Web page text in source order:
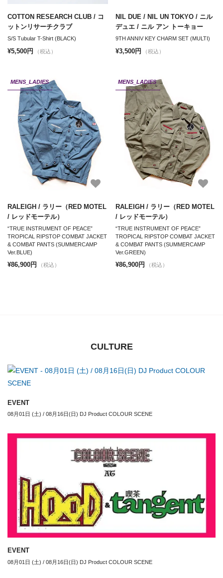
COTTON RESEARCH CLUB / コ
ットンリサーチクラブ
S/S Tubular T-Shirt (BLACK)
¥5,500円 （税込）
NIL DUE / NIL UN TOKYO / ニル
デュエ / ニル アン トーキョー
9TH ANNIV KEY CHARM SET (MULTI)
¥3,500円 （税込）
MENS_LADIES
RALEIGH / ラリー（RED MOTEL
/ レッドモーテル）
“TRUE INSTRUMENT OF PEACE”
TROPICAL RIPSTOP COMBAT JACKET
& COMBAT PANTS (SUMMERCAMP
Ver.BLUE)
¥86,900円 （税込）
MENS_LADIES
RALEIGH / ラリー（RED MOTEL
/ レッドモーテル）
“TRUE INSTRUMENT OF PEACE”
TROPICAL RIPSTOP COMBAT JACKET
& COMBAT PANTS (SUMMERCAMP
Ver.GREEN)
¥86,900円 （税込）
CULTURE
EVENT
08月01日 (土) / 08月16日(日) DJ Product COLOUR SCENE
EVENT
08月01日 (土) / 08月16日(日) DJ Product COLOUR SCENE